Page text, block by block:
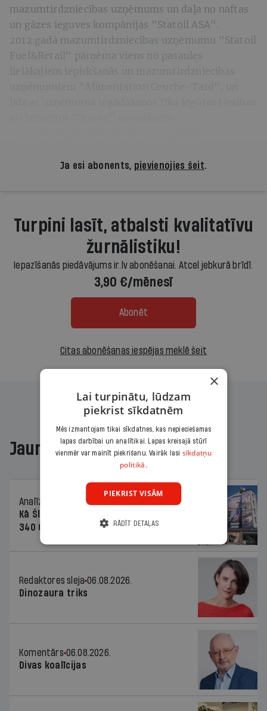
mazumtirdzniecības uzņēmums un daļa no naftas
un gāzes ieguves kompānijas "Statoil ASA".
2012.gadā mazumtirdzniecības uzņēmumu "Statoil
Fuel&Retail" pārņēma viens no pasaules
lielākajiem iepirkšanās un mazumtirdzniecības
Ja esi abonents, pievienojies šeit.
Turpini lasīt, atbalsti kvalitatīvu
žurnālistiku!
Iepazīšanās piedāvājums ir.lv abonēšanai. Atcel jebkurā brīdī.
3,90 €/mēnesī
Abonēt
Citas abonēšanas iespējas meklē šeit
Jaunākajā žurnālā
Analīze
06.08.2026.
Kā Šlesera partija palika nesodīta par
340 000 vērtu reklāmas kampaņu
Redaktores sleja 06.08.2026.
Dinozaura triks
Komentārs 06.08.2026.
Divas koalīcijas
×
Lai turpinātu, lūdzam
piekrist sīkdatnēm
Mēs izmantojam tikai sīkdatnes, kas nepieciešamas
lapas darbībai un analītikai. Lapas kreisajā stūrī
vienmēr var mainīt piekrišanu. Vairāk lasi sīkdatņu
politikā.
PIEKRIST VISĀM
RĀDĪT DETAĻAS